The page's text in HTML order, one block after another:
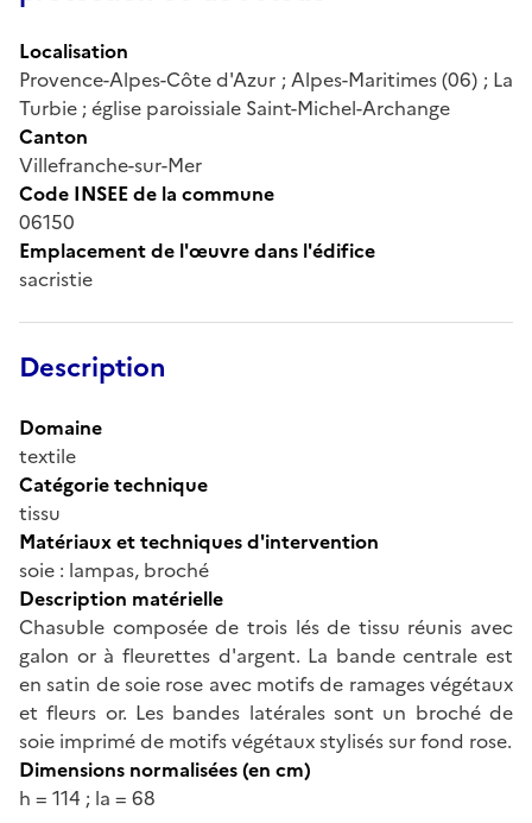
Localisation
Provence-Alpes-Côte d'Azur ; Alpes-Maritimes (06) ; La
Turbie ; église paroissiale Saint-Michel-Archange
Canton
Villefranche-sur-Mer
Code INSEE de la commune
06150
Emplacement de l'œuvre dans l'édifice
sacristie
Description
Domaine
textile
Catégorie technique
tissu
Matériaux et techniques d'intervention
soie : lampas, broché
Description matérielle
Chasuble composée de trois lés de tissu réunis avec
galon or à fleurettes d'argent. La bande centrale est
en satin de soie rose avec motifs de ramages végétaux
et fleurs or. Les bandes latérales sont un broché de
soie imprimé de motifs végétaux stylisés sur fond rose.
Dimensions normalisées (en cm)
h = 114 ; la = 68